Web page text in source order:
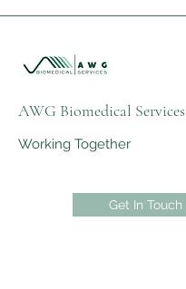
AWG Biomedical Services
Working Together
Get In Touch